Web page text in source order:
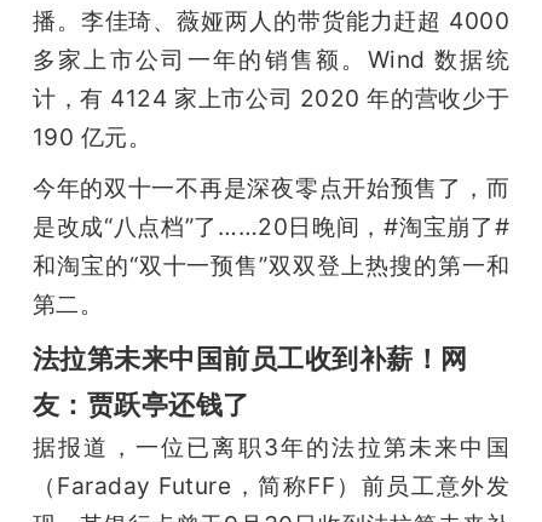
播。李佳琦、薇娅两人的带货能力赶超 4000
多家上市公司一年的销售额。Wind 数据统
计，有 4124 家上市公司 2020 年的营收少于
190 亿元。
今年的双十一不再是深夜零点开始预售了，而
是改成“八点档”了……20日晚间，#淘宝崩了#
和淘宝的“双十一预售”双双登上热搜的第一和
第二。
法拉第未来中国前员工收到补薪！网
友：贾跃亭还钱了
据报道，一位已离职3年的法拉第未来中国
（Faraday Future，简称FF）前员工意外发